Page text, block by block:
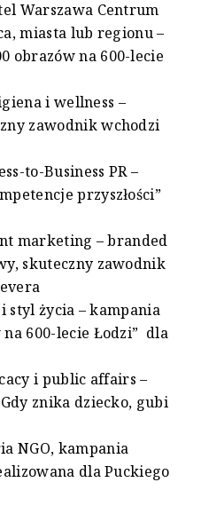
Warszawa Centrum
miasta lub regionu –
obrazów na 600-lecie
i wellness –
zawodnik wchodzi
to-Business PR –
przyszłości”
marketing – branded
skuteczny zawodnik
styl życia – kampania
na 600-lecie Łodzi” dla
i public affairs –
znika dziecko, gubi
NGO, kampania
dla Puckiego